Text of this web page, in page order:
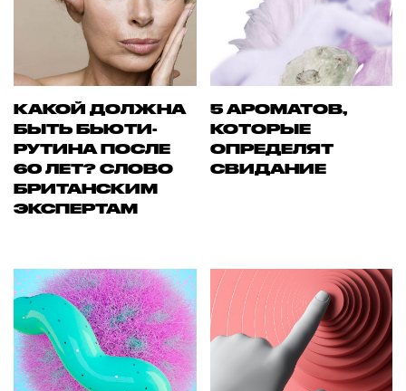
КАКОЙ ДОЛЖНА
БЫТЬ БЬЮТИ-
РУТИНА ПОСЛЕ
60 ЛЕТ? СЛОВО
БРИТАНСКИМ
ЭКСПЕРТАМ
5 АРОМАТОВ,
КОТОРЫЕ
ОПРЕДЕЛЯТ
СВИДАНИЕ